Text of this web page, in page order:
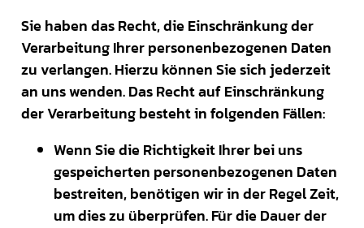
Sie haben das Recht, die Einschränkung der
Verarbeitung Ihrer personenbezogenen Daten
zu verlangen. Hierzu können Sie sich jederzeit
an uns wenden. Das Recht auf Einschränkung
der Verarbeitung besteht in folgenden Fällen:
Wenn Sie die Richtigkeit Ihrer bei uns
gespeicherten personenbezogenen Daten
bestreiten, benötigen wir in der Regel Zeit,
um dies zu überprüfen. Für die Dauer der